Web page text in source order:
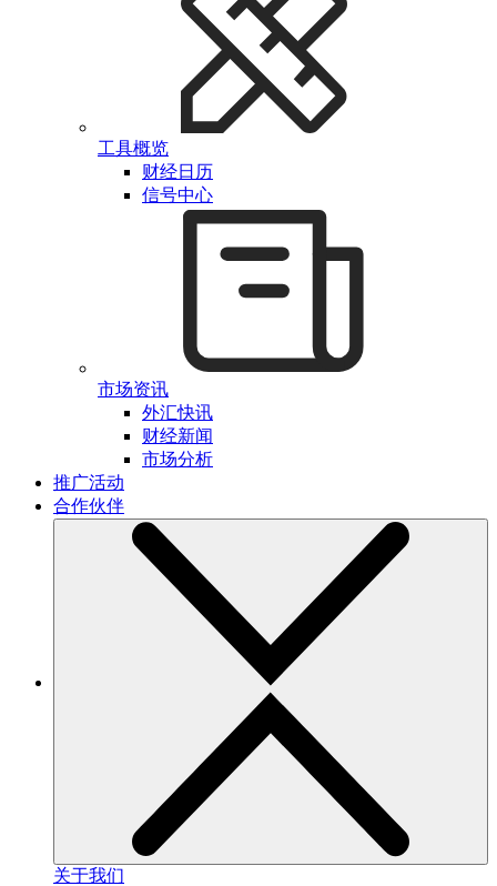
工具概览
财经日历
信号中心
市场资讯
外汇快讯
财经新闻
市场分析
推广活动
合作伙伴
关于我们